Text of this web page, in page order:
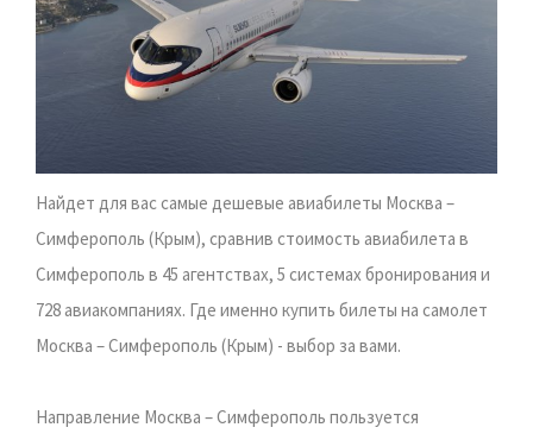
Найдет для вас самые дешевые авиабилеты Москва –
Симферополь (Крым), сравнив стоимость авиабилета в
Симферополь в 45 агентствах, 5 системах бронирования и
728 авиакомпаниях. Где именно купить билеты на самолет
Москва – Симферополь (Крым) - выбор за вами.
Направление Москва – Симферополь пользуется